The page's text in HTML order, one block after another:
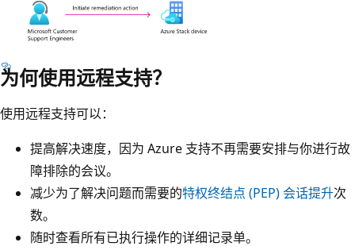
为何使用远程支持？
使用远程支持可以：
提高解决速度，因为 Azure 支持不再需要安排与你进行故
障排除的会议。
减少为了解决问题而需要的特权终结点 (PEP) 会话提升次
数。
随时查看所有已执行操作的详细记录单。